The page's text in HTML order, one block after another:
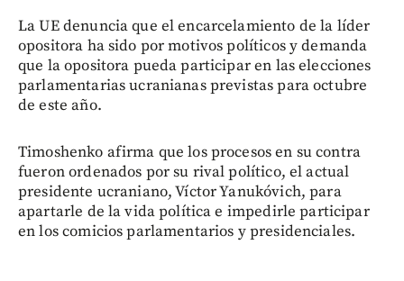
La UE denuncia que el encarcelamiento de la líder
opositora ha sido por motivos políticos y demanda
que la opositora pueda participar en las elecciones
parlamentarias ucranianas previstas para octubre
de este año.
Timoshenko afirma que los procesos en su contra
fueron ordenados por su rival político, el actual
presidente ucraniano, Víctor Yanukóvich, para
apartarle de la vida política e impedirle participar
en los comicios parlamentarios y presidenciales.